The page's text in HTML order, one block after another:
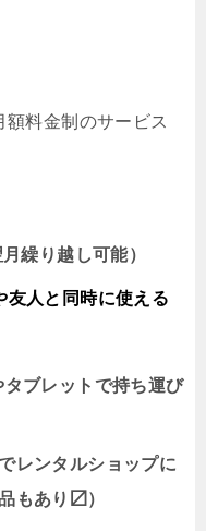
料金制のサービス
繰り越し可能）
友人と同時に使える
ブレットで持ち運び
レンタルショップに
もあり〼）